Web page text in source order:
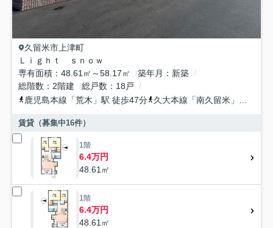
久留米市 上津町
Ｌｉｇｈｔ ｓｎｏｗ
専有面積
48.61㎡～58.17㎡ 築年月
新築
総階数
2階建 総戸数
18戸
鹿児島本線 「荒木 」駅 徒歩47分 久大本線 「南久留米 」駅 徒歩52分
賃貸（募集中16件）
1階
6.4万円
48.61㎡
1階
6.4万円
48.61㎡